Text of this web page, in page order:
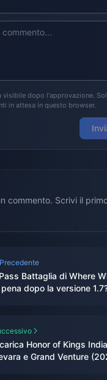
visibile dopo l'approvazione.
in attesa in questo browser.
commento. Scrivi il
Precedente
Battaglia di Where
pena dopo la versione
Honor of Kings
e Grand Venture